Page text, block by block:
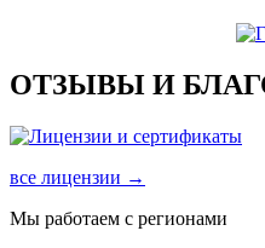
ОТЗЫВЫ И
все лицензии →
Мы работаем с регионами